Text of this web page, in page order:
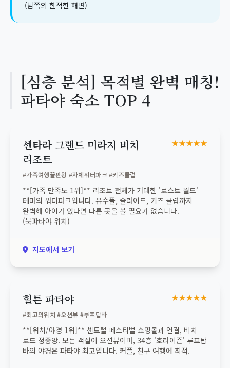
(남쪽의 한적한 해변)
[심층 분석] 목적별 완벽 매칭!
파타야 숙소 TOP 4
센타라 그랜드 미라지 비치
리조트
★★★★★
#가족여행끝판왕 #자체워터파크 #키즈클럽
**[가족 만족도 1위]** 리조트 전체가 거대한 '로스트 월드'
테마의 워터파크입니다. 유수풀, 슬라이드, 키즈 클럽까지
완벽해 아이가 있다면 다른 곳을 볼 필요가 없습니다.
(북파타야 위치)
지도에서 보기
힐튼 파타야 ★★★★★
#최고의위치 #오션뷰 #루프탑바
**[위치/야경 1위]** 센트럴 페스티벌 쇼핑몰과 연결, 비치
로드 정중앙. 모든 객실이 오션뷰이며, 34층 '호라이즌' 루프탑
바의 야경은 파타야 최고입니다. 커플, 친구 여행에 최적.